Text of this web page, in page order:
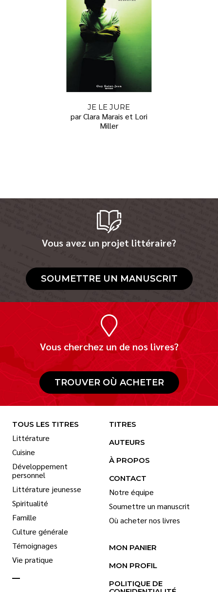
JE LE JURE
par Clara Marais et Lori
Miller
Vous avez un projet littéraire?
SOUMETTRE UN MANUSCRIT
Vous cherchez un de nos livres?
TROUVER OÙ ACHETER
TOUS LES TITRES
Littérature
Cuisine
Développement
personnel
Littérature jeunesse
Spiritualité
Famille
Culture générale
Témoignages
Vie pratique
TITRES
AUTEURS
À PROPOS
CONTACT
Notre équipe
Soumettre un manuscrit
Où acheter nos livres
MON PANIER
MON PROFIL
POLITIQUE DE